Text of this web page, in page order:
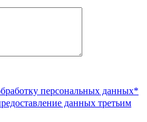
персональных данных*
данных третьим